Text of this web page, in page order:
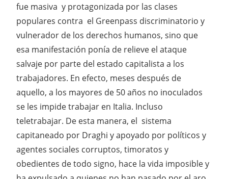
fue masiva y protagonizada por las clases
populares contra el Greenpass discriminatorio y
vulnerador de los derechos humanos, sino que
esa manifestación ponía de relieve el ataque
salvaje por parte del estado capitalista a los
trabajadores. En efecto, meses después de
aquello, a los mayores de 50 años no inoculados
se les impide trabajar en Italia. Incluso
teletrabajar. De esta manera, el sistema
capitaneado por Draghi y apoyado por políticos y
agentes sociales corruptos, timoratos y
obedientes de todo signo, hace la vida imposible y